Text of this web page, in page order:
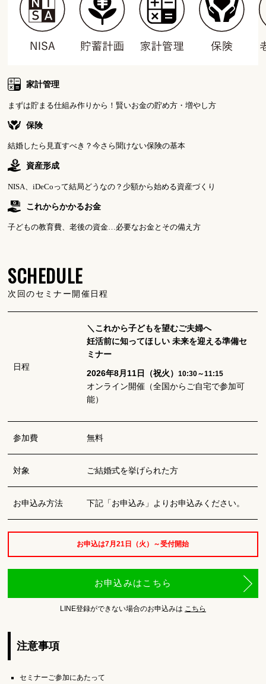
家計管理
まずは貯まる仕組み作りから！賢いお金の貯め方・増やし方
保険
結婚したら見直すべき？今さら聞けない保険の基本
資産形成
NISA、iDeCoって結局どうなの？少額から始める資産づくり
これからかかるお金
子どもの教育費、老後の資金…必要なお金とその備え方
SCHEDULE
次回のセミナー開催日程
日程
＼これから子どもを望むご夫婦へ
妊活前に知ってほしい 未来を迎える準備セ
ミナー
2026年8月11日（祝火）10:30～11:15
オンライン開催（全国からご自宅で参加可
能）
参加費 無料
対象 ご結婚式を挙げられた方
お申込み方法 下記「お申込み」よりお申込みください。
お申込は7月21日（火）～受付開始
お申込みはこちら
LINE登録ができない場合のお申込みは こちら
注意事項
セミナーご参加にあたって